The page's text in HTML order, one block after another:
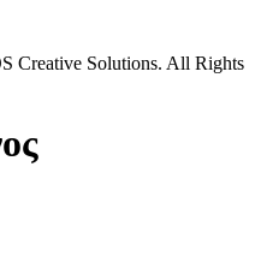
Creative Solutions. All Rights